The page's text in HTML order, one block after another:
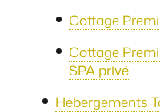
Cottage
Cottage
SPA privé
Hébergements